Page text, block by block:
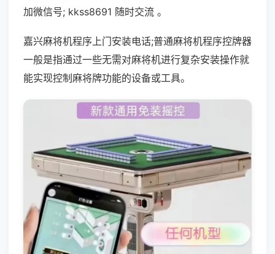
加微信号; kkss8691 随时交流 。
嘉兴麻将机程序上门安装电话;普通麻将机程序控牌器
一般是指通过一些无需对麻将机进行复杂安装操作就
能实现控制麻将牌功能的设备或工具。